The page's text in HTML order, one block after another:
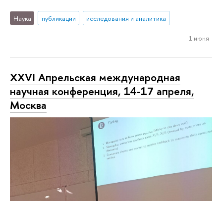
Наука публикации исследования и аналитика
1 июня
XXVI Апрельская международная
научная конференция, 14-17 апреля,
Москва